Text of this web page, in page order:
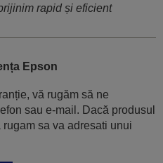
rapid și eficient
Epson
vă rugăm să ne
sau e-mail. Dacă produsul
sa va adresati unui